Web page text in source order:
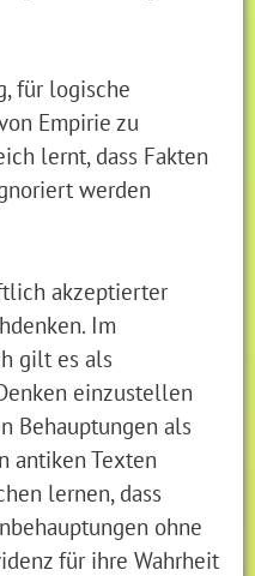
für logische
Empirie zu
lernt, dass Fakten
werden
akzeptierter
Im
gilt es als
einzustellen
Behauptungen als
antiken Texten
lernen, dass
ohne
für ihre Wahrheit